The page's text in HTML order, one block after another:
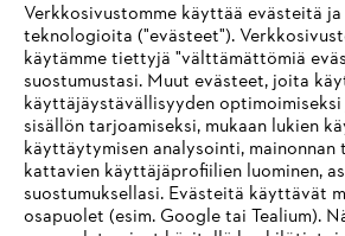
Tietoa STIHListä
Tietoa toimittajille
Tuotteet
Verkkosivustomme käyttää evästeitä
teknologioita ("evästeet").
käytämme tiettyjä "välttämättömiä
suostumustasi. Muut evästeet, joita
käyttäjäystävällisyyden
sisällön tarjoamiseksi, mukaan lukien
käyttäytymisen analysointi, mainonnan
kattavien käyttäjäprofiilien luominen,
suostumuksellasi. Evästeitä käyttävät
osapuolet (esim. Google tai Tealium).